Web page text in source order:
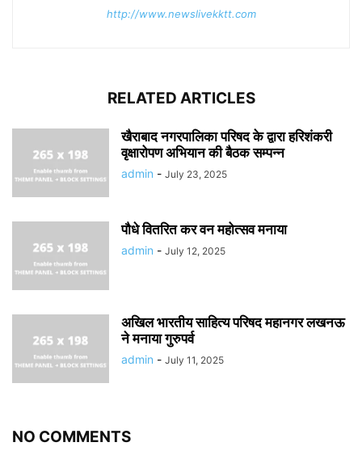
http://www.newslivekktt.com
RELATED ARTICLES
खैराबाद नगरपालिका परिषद के द्वारा हरिशंकरी
वृक्षारोपण अभियान की बैठक सम्पन्न
admin - July 23, 2025
पौधे वितरित कर वन महोत्सव मनाया
admin - July 12, 2025
अखिल भारतीय साहित्य परिषद महानगर लखनऊ
ने मनाया गुरुपर्व
admin - July 11, 2025
NO COMMENTS